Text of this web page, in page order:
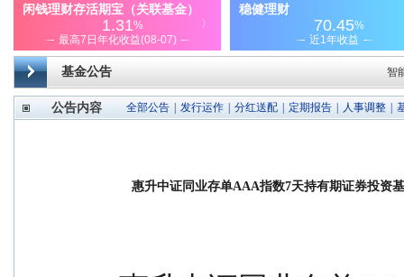
基金公告 智
公告内容 全部公告 发行运作 分红送配 定期报告 人事调整
惠升中证同业存单AAA指数7天持有期证券投资